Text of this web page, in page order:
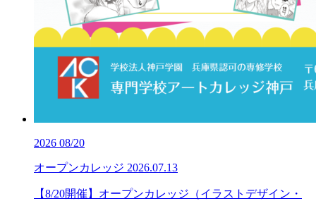
2026 08/20
オープンカレッジ 2026.07.13
【8/20開催】オープンカレッジ（イラストデザイン・